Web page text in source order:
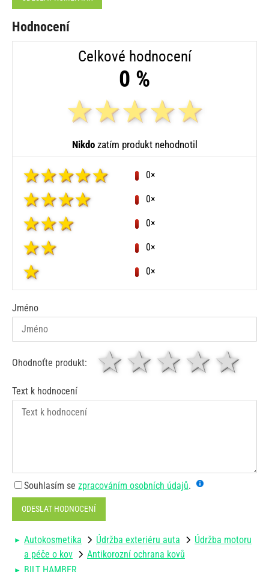
Hodnocení
Celkové hodnocení
0 %
Nikdozatím produkt nehodnotil
0×
0×
0×
0×
0×
Jméno
Ohodnoťte produkt: 4
3
2 hvězdy
1 hvězda
Text k hodnocení
Souhlasím se zpracováním osobních údajů.
ODESLAT HODNOCENÍ
Autokosmetika Údržba exteriéru auta
Údržba motoru
a péče o kov
Antikorozní ochrana kovů